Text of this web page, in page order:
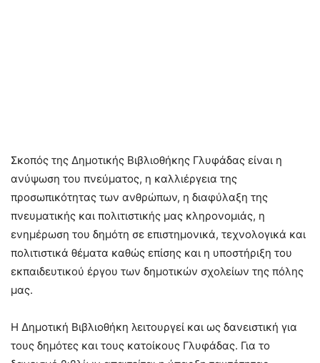
Σκοπός της Δημοτικής Βιβλιοθήκης Γλυφάδας είναι η
ανύψωση του πνεύματος, η καλλιέργεια της
προσωπικότητας των ανθρώπων, η διαφύλαξη της
πνευματικής και πολιτιστικής μας κληρονομιάς, η
ενημέρωση του δημότη σε επιστημονικά, τεχνολογικά και
πολιτιστικά θέματα καθώς επίσης και η υποστήριξη του
εκπαιδευτικού έργου των δημοτικών σχολείων της πόλης
μας.
Η Δημοτική Βιβλιοθήκη λειτουργεί και ως δανειστική για
τους δημότες και τους κατοίκους Γλυφάδας. Για το